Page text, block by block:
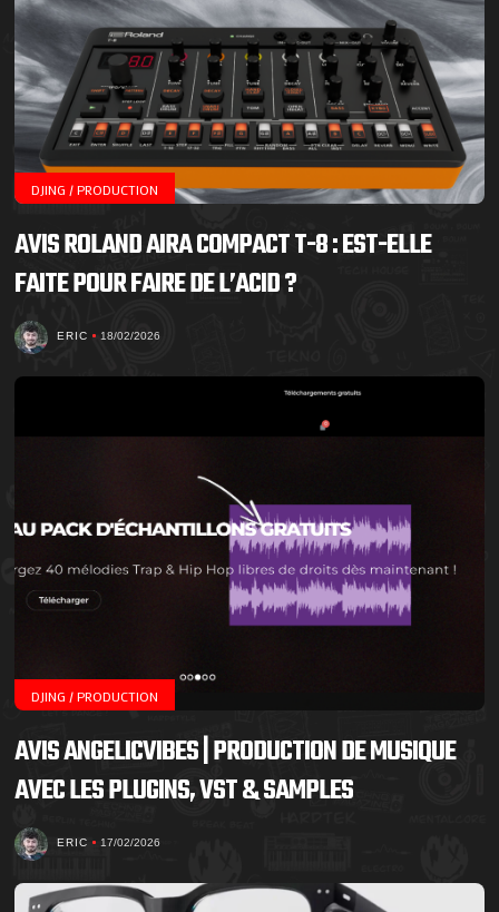
DJING / PRODUCTION
AVIS ROLAND AIRA COMPACT T-8 : EST-ELLE
FAITE POUR FAIRE DE L’ACID ?
ERIC 18/02/2026
DJING / PRODUCTION
AVIS ANGELICVIBES | PRODUCTION DE MUSIQUE
AVEC LES PLUGINS, VST & SAMPLES
ERIC 17/02/2026